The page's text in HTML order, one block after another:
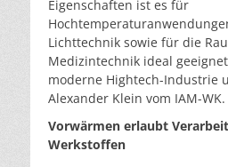
Eigenschaften ist es für
Lichttechnik sowie für die
Medizintechnik ideal
moderne Hightech-Industrie
Alexander Klein vom IAM-WK.
Vorwärmen erlaubt
Werkstoffen